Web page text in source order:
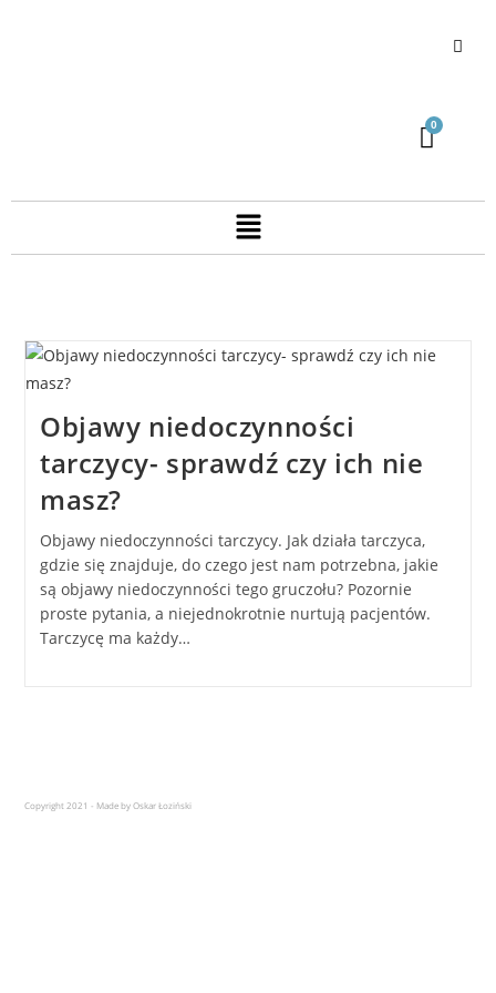
Objawy niedoczynności
tarczycy- sprawdź czy ich nie
masz?
Objawy niedoczynności tarczycy. Jak działa tarczyca,
gdzie się znajduje, do czego jest nam potrzebna, jakie
są objawy niedoczynności tego gruczołu? Pozornie
proste pytania, a niejednokrotnie nurtują pacjentów.
Tarczycę ma każdy…
Copyright 2021 - Made by Oskar Łoziński